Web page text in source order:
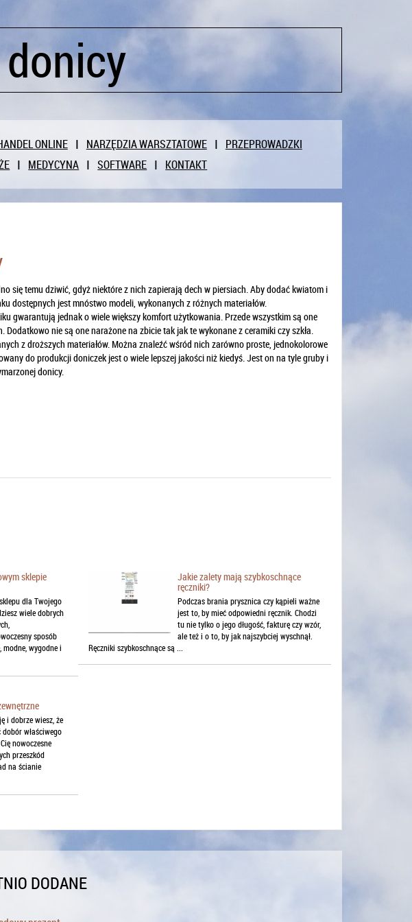
ONLINE NARZĘDZIA WARSZTATOWE
PRZEPROWADZKI
MEDYCYNA SOFTWARE KONTAKT
się temu dziwić, gdyż niektóre z nich zapierają dech w piersiach. Aby dodać kwiatom i
dostępnych jest mnóstwo modeli, wykonanych z różnych materiałów.
gwarantują jednak o wiele większy komfort użytkowania. Przede wszystkim są one
nie są one narażone na zbicie tak jak te wykonane z ceramiki czy szkła.
z droższych materiałów. Można znaleźć wśród nich zarówno proste, jednokolorowe
do produkcji doniczek jest o wiele lepszej jakości niż kiedyś. Jest on na tyle gruby i
donicy.
sklepie
dla Twojego
wiele dobrych
sposób
modne, wygodne i
Jakie zalety mają szybkoschnące
ręczniki?
Podczas brania prysznica czy kąpieli ważne
jest to, by mieć odpowiedni ręcznik. Chodzi
tu nie tylko o jego długość, fakturę czy wzór,
ale też i o to, by jak najszybciej wyschnął.
Ręczniki szybkoschnące są ...
i dobrze wiesz, że
właściwego
nowoczesne
przeszkód
na ścianie
DODANE